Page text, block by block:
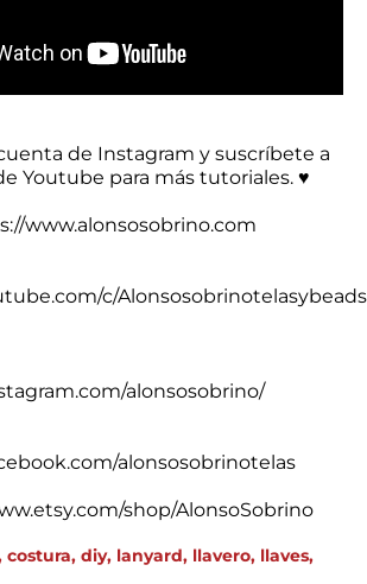
de Instagram y suscríbete a
Youtube para más tutoriales. ♥ ⁣⁣⁣⁣⁣⁣
www.alonsosobrino.com⁣⁣⁣⁣⁣⁣⁣
c/Alonsosobrinotelasybeads⁣⁣⁣⁣⁣
alonsosobrino/⁣⁣
alonsosobrinotelas⁣⁣⁣⁣⁣⁣⁣
shop/AlonsoSobrino
costura, diy, lanyard, llavero, llaves,